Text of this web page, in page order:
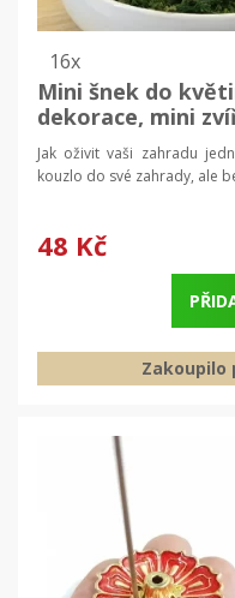
16x
Mini šnek do
dekorace, mini
Jak oživit vaši zahradu
kouzlo do své zahrady, ale
48 Kč
Zakoupilo